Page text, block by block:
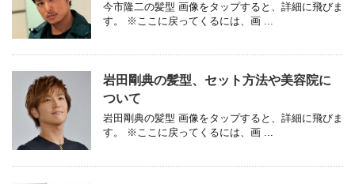
今市隆二の髪型 画像をタップすると、詳細に飛びま
す。 ※ここに戻ってくるには、画 ...
岩田剛典の髪型、セット方法や美容院に
ついて
岩田剛典の髪型 画像をタップすると、詳細に飛びま
す。 ※ここに戻ってくるには、画 ...